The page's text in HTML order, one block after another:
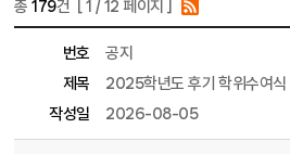
총179건 [1 / 12 페이지 ]
번호
공지
제목
2025학년도 후기 학위수여식
작성일
2026-08-05